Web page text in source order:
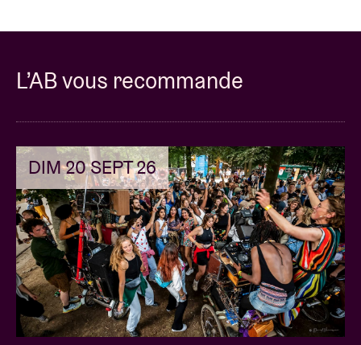
L’AB vous recommande
DIM 20 SEPT 26